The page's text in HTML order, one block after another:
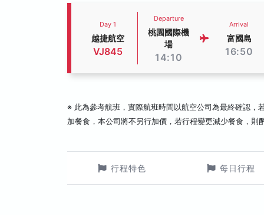
Day 1
越捷航空
VJ845
Departure
桃園國際機
場
14:10
Arrival
富國島
16:50
※ 此為參考航班，實際航班時間以航空公司為最終確認，
加餐食，本公司將不另行加價，若行程變更減少餐食，則
行程特色 每日行程